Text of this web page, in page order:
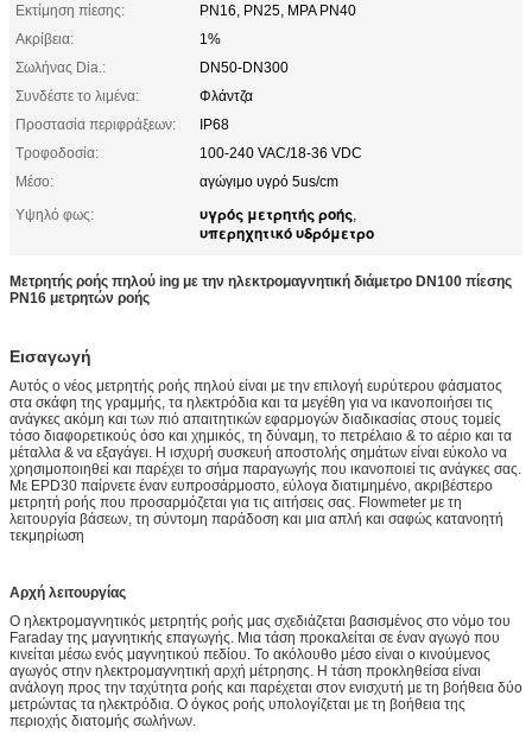
Εκτίμηση πίεσης:
PN16, PN25, MPA PN40
Ακρίβεια:
1%
Σωλήνας Dia.:
DN50-DN300
Συνδέστε το λιμένα:
Φλάντζα
Προστασία περιφράξεων:
IP68
Τροφοδοσία:
100-240 VAC/18-36 VDC
Μέσο:
αγώγιμο υγρό 5us/cm
Υψηλό φως:
υγρός μετρητής ροής,
υπερηχητικό υδρόμετρο
Μετρητής ροής πηλού ing με την ηλεκτρομαγνητική διάμετρο DN100 πίεσης
PN16 μετρητών ροής
Εισαγωγή
Αυτός ο νέος μετρητής ροής πηλού είναι με την επιλογή ευρύτερου φάσματος
στα σκάφη της γραμμής, τα ηλεκτρόδια και τα μεγέθη για να ικανοποιήσει τις
ανάγκες ακόμη και των πιό απαιτητικών εφαρμογών διαδικασίας στους τομείς
τόσο διαφορετικούς όσο και χημικός, τη δύναμη, το πετρέλαιο & το αέριο και τα
μέταλλα & να εξαγάγει. Η ισχυρή συσκευή αποστολής σημάτων είναι εύκολο να
χρησιμοποιηθεί και παρέχει το σήμα παραγωγής που ικανοποιεί τις ανάγκες σας.
Με EPD30 παίρνετε έναν ευπροσάρμοστο, εύλογα διατιμημένο, ακριβέστερο
μετρητή ροής που προσαρμόζεται για τις αιτήσεις σας. Flowmeter με τη
λειτουργία βάσεων, τη σύντομη παράδοση και μια απλή και σαφώς κατανοητή
τεκμηρίωση
Αρχή λειτουργίας
Ο ηλεκτρομαγνητικός μετρητής ροής μας σχεδιάζεται βασισμένος στο νόμο του
Faraday της μαγνητικής επαγωγής. Μια τάση προκαλείται σε έναν αγωγό που
κινείται μέσω ενός μαγνητικού πεδίου. Το ακόλουθο μέσο είναι ο κινούμενος
αγωγός στην ηλεκτρομαγνητική αρχή μέτρησης. Η τάση προκληθείσα είναι
ανάλογη προς την ταχύτητα ροής και παρέχεται στον ενισχυτή με τη βοήθεια δύο
μετρώντας τα ηλεκτρόδια. Ο όγκος ροής υπολογίζεται με τη βοήθεια της
περιοχής διατομής σωλήνων.